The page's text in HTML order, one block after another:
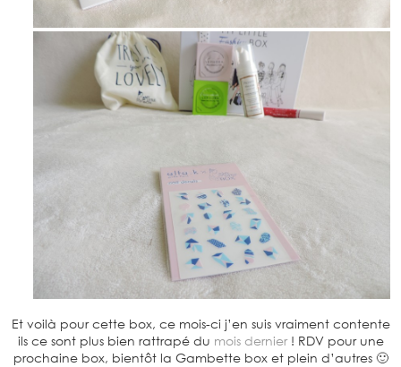
Et voilà pour cette box, ce mois-ci j’en suis vraiment contente
ils ce sont plus bien rattrapé du mois dernier! RDV pour une
prochaine box, bientôt la Gambette box et plein d’autres 🙂